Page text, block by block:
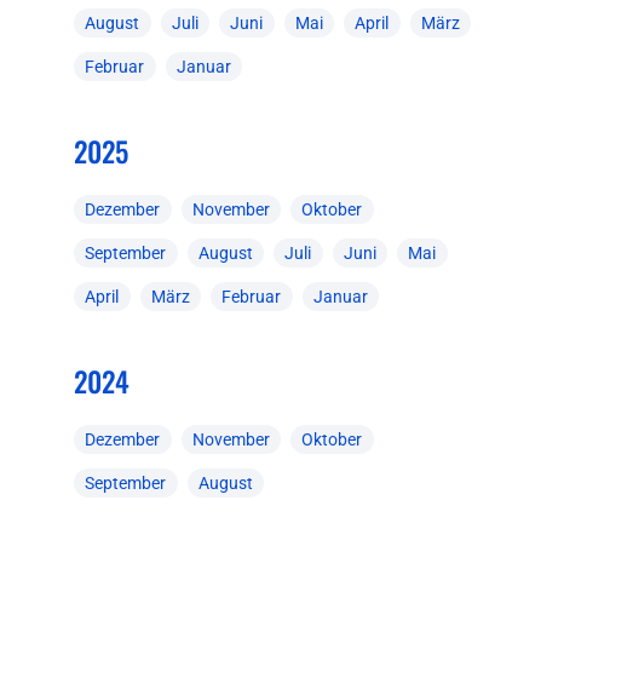
August Juli Juni Mai April März
Februar Januar
2025
Dezember November Oktober
September August Juli Juni Mai
April März Februar Januar
2024
Dezember November Oktober
September August